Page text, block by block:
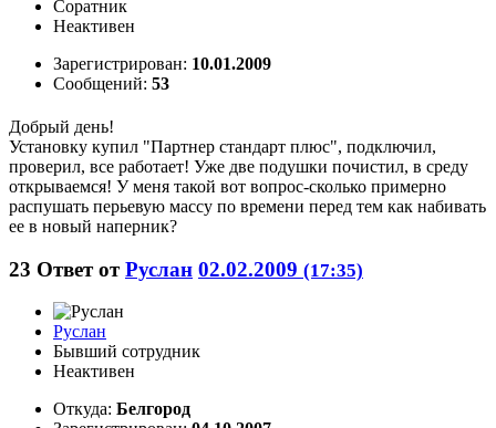
Соратник
Неактивен
Зарегистрирован: 10.01.2009
Сообщений: 53
Добрый день!
Установку купил "Партнер стандарт плюс", подключил,
проверил, все работает! Уже две подушки почистил, в среду
открываемся! У меня такой вот вопрос-сколько примерно
распушать перьевую массу по времени перед тем как набивать
ее в новый наперник?
23 Ответ отРуслан 02.02.2009 (17:35)
Руслан
Бывший сотрудник
Неактивен
Откуда: Белгород